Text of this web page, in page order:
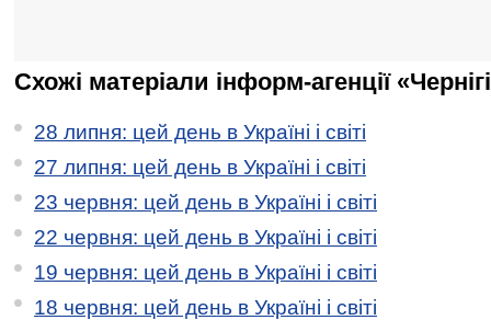
Схожі матеріали інформ-агенції
28 липня: цей день в Україні і світі
27 липня: цей день в Україні і світі
23 червня: цей день в Україні і світі
22 червня: цей день в Україні і світі
19 червня: цей день в Україні і світі
18 червня: цей день в Україні і світі